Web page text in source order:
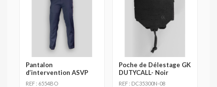
Pantalon
d’intervention ASVP
REF : 6554BO
Poche de Délestage GK
DUTYCALL- Noir
REF : DC35300N-08